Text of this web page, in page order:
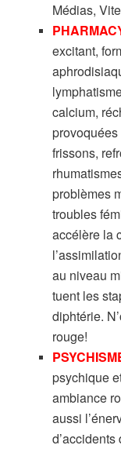
Médias,
excitant,
calcium,
frissons,
problèmes
troubles
accélère la
au niveau
tuent les
diphtérie.
rouge!
psychique
ambiance
aussi